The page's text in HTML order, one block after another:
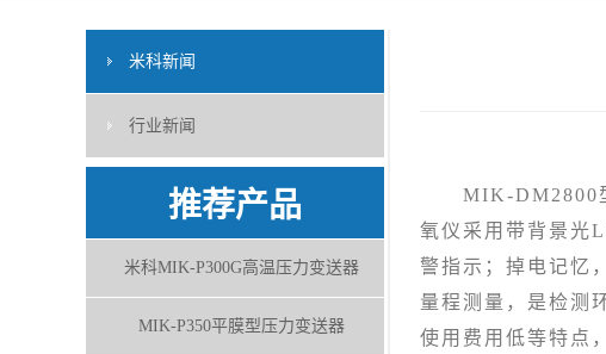
米科新闻
行业新闻
推荐产品
米科MIK-P300G高温压力变送器
MIK-P350平膜型压力变送器
MIK-DM2800型
氧仪采用带背景光
警指示；掉电记忆
量程测量，是检测
使用费用低等特点